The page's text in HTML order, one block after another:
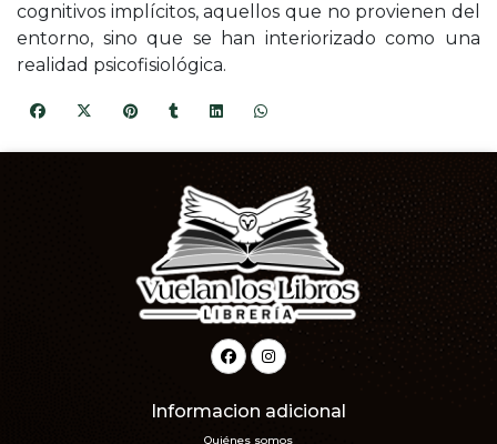
cognitivos implícitos, aquellos que no provienen del
entorno, sino que se han interiorizado como una
realidad psicofisiológica.
Informacion adicional
Quiénes somos